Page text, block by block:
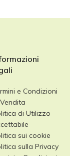
e Condizioni
di Utilizzo
sui cookie
sulla Privacy